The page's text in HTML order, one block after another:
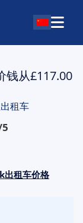
钱从£117.00
租车
5
租车价格